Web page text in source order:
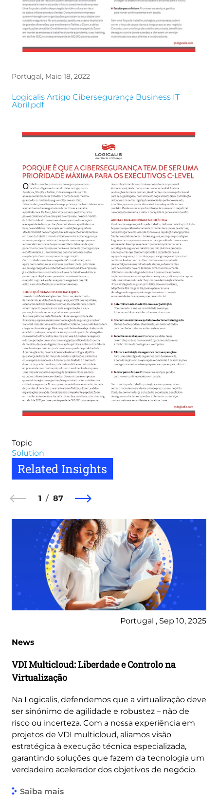
Portugal, Maio 18, 2022
File
Logicalis Artigo Cibersegurança Business IT
Abril.pdf
Image
Topic
Solution
Related Insights
1 87
Portugal , Sep 10, 2025
News
VDI Multicloud: Liberdade e Controlo na
Virtualização
Na Logicalis, defendemos que a virtualização deve
ser sinónimo de agilidade e robustez – não de
risco ou incerteza. Com a nossa experiência em
projetos de VDI multicloud, aliamos visão
estratégica à execução técnica especializada,
garantindo soluções que fazem da tecnologia um
verdadeiro acelerador dos objetivos de negócio.
Saiba mais